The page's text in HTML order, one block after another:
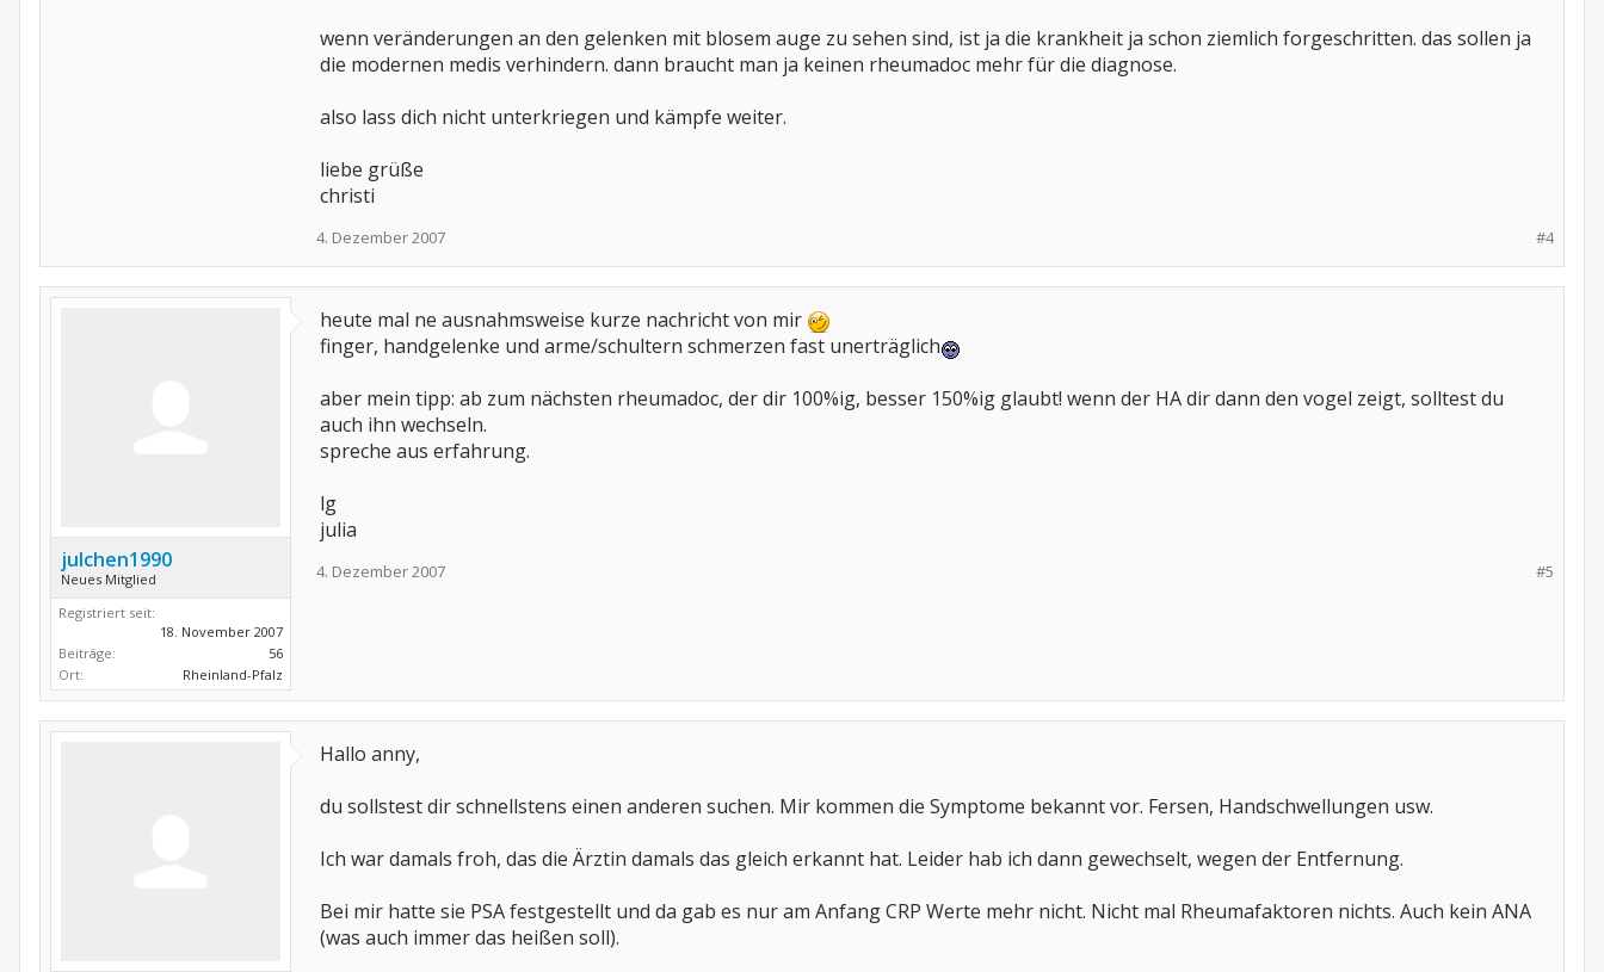
wenn veränderungen an den gelenken mit blosem auge zu sehen sind, ist ja die krankheit ja schon ziemlich forgeschritten. das sollen ja
die modernen medis verhindern. dann braucht man ja keinen rheumadoc mehr für die diagnose.
also lass dich nicht unterkriegen und kämpfe weiter.
liebe grüße
christi
#4
4. Dezember 2007
julchen1990
Neues Mitglied
Registriert seit:
18. November 2007
Beiträge:
56
Ort:
Rheinland-Pfalz
heute mal ne ausnahmsweise kurze nachricht von mir
finger, handgelenke und arme/schultern schmerzen fast unerträglich
aber mein tipp: ab zum nächsten rheumadoc, der dir 100%ig, besser 150%ig glaubt! wenn der HA dir dann den vogel zeigt, solltest du
auch ihn wechseln.
spreche aus erfahrung.
lg
julia
#5
4. Dezember 2007
Hallo anny,
du sollstest dir schnellstens einen anderen suchen. Mir kommen die Symptome bekannt vor. Fersen, Handschwellungen usw.
Ich war damals froh, das die Ärztin damals das gleich erkannt hat. Leider hab ich dann gewechselt, wegen der Entfernung.
Bei mir hatte sie PSA festgestellt und da gab es nur am Anfang CRP Werte mehr nicht. Nicht mal Rheumafaktoren nichts. Auch kein ANA
(was auch immer das heißen soll).